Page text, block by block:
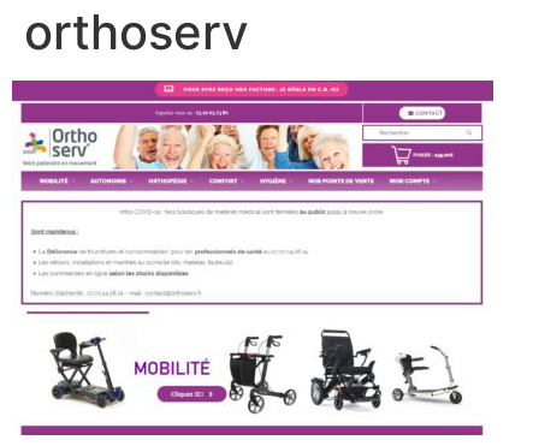
orthoserv